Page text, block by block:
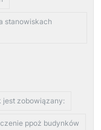
stanowiskach
jest zobowiązany:
ppoż budynków